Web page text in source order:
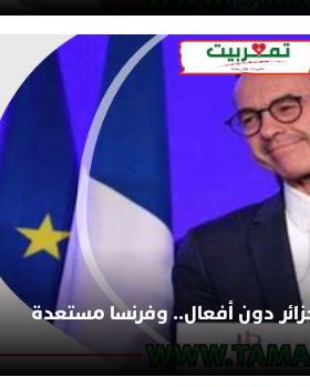
دون أفعال.. وفرنسا مستعدة